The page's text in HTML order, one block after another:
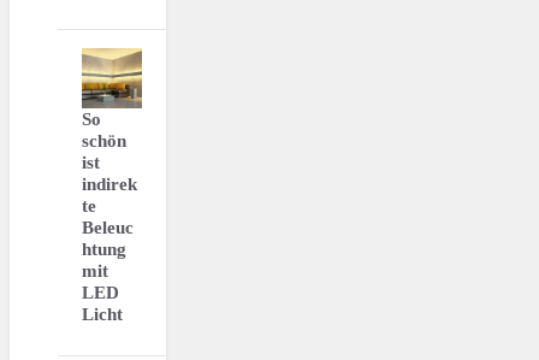
So
schön
ist
indirek
te
Beleuc
htung
mit
LED
Licht